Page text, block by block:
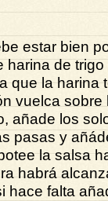
estar bien
de
que la harina
vuelca sobre
añade los
pasas y
la salsa
habrá
hace falta